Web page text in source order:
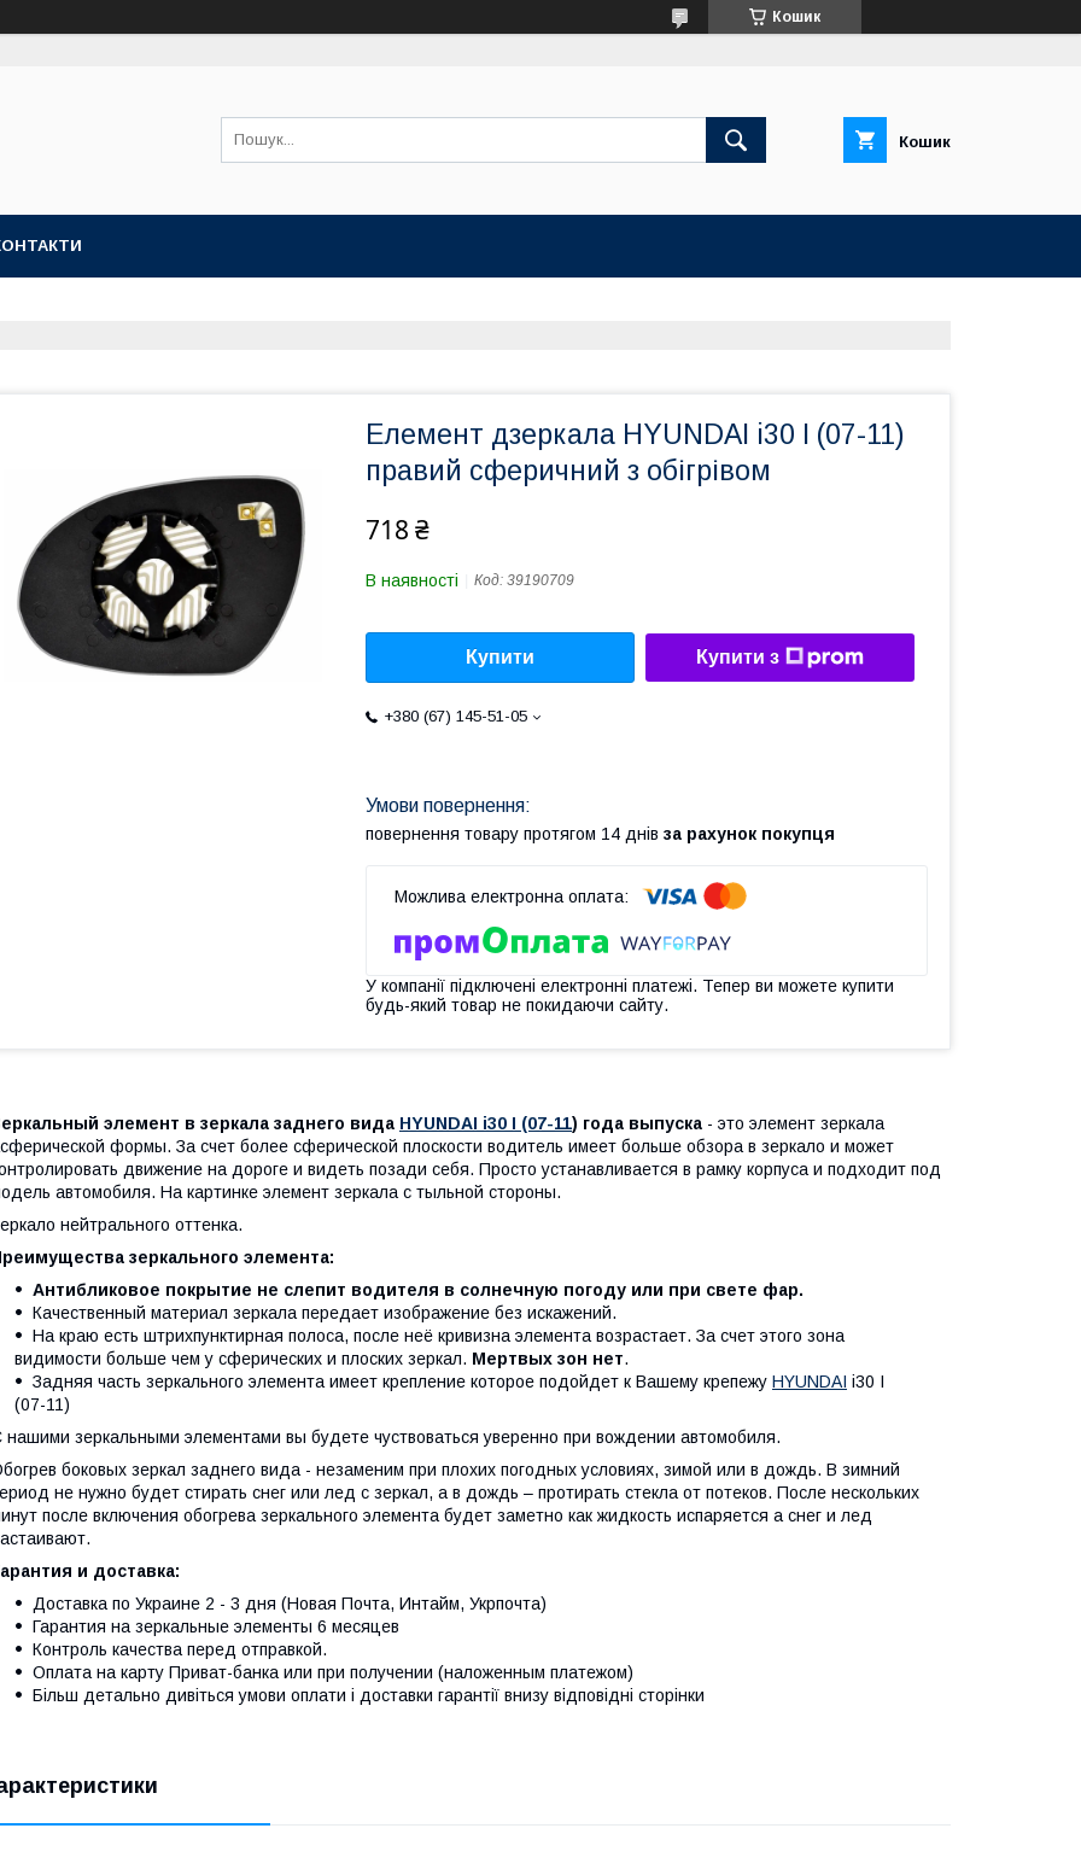
Кошик
Кошик
Елемент дзеркала HYUNDAI i30 I (07-11)
правий сферичний з обігрівом
718 ₴
В наявності Код: 39190709
Купити Купити з
+380 (67) 145-51-05
повернення товару протягом 14 днів за рахунок покупця
У компанії підключені електронні платежі. Тепер ви можете купити
будь-який товар не покидаючи сайту.
элемент в зеркала заднего вида HYUNDAI i30 I (07-11) года выпуска - это элемент зеркала
формы. За счет более сферической плоскости водитель имеет больше обзора в зеркало и может
движение на дороге и видеть позади себя. Просто устанавливается в рамку корпуса и подходит под
автомобиля. На картинке элемент зеркала с тыльной стороны.
нейтрального оттенка.
зеркального элемента:
Антибликовое покрытие не слепит водителя в солнечную погоду или при свете фар.
Качественный материал зеркала передает изображение без искажений.
На краю есть штрихпунктирная полоса, после неё кривизна элемента возрастает. За счет этого зона
видимости больше чем у сферических и плоских зеркал. Мертвых зон нет.
Задняя часть зеркального элемента имеет крепление которое подойдет к Вашему крепежу HYUNDAI i30 I
(07-11)
нашими зеркальными элементами вы будете чуствоваться уверенно при вождении автомобиля.
боковых зеркал заднего вида - незаменим при плохих погодных условиях, зимой или в дождь. В зимний
не нужно будет стирать снег или лед с зеркал, а в дождь – протирать стекла от потеков. После нескольких
после включения обогрева зеркального элемента будет заметно как жидкость испаряется а снег и лед
и доставка:
Доставка по Украине 2 - 3 дня (Новая Почта, Интайм, Укрпочта)
Гарантия на зеркальные элементы 6 месяцев
Контроль качества перед отправкой.
Оплата на карту Приват-банка или при получении (наложенным платежом)
Більш детально дивіться умови оплати і доставки гарантії внизу відповідні сторінки